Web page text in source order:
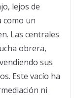
lejos de
como un
Las centrales
obrera,
sus
Este vacío ha
ni